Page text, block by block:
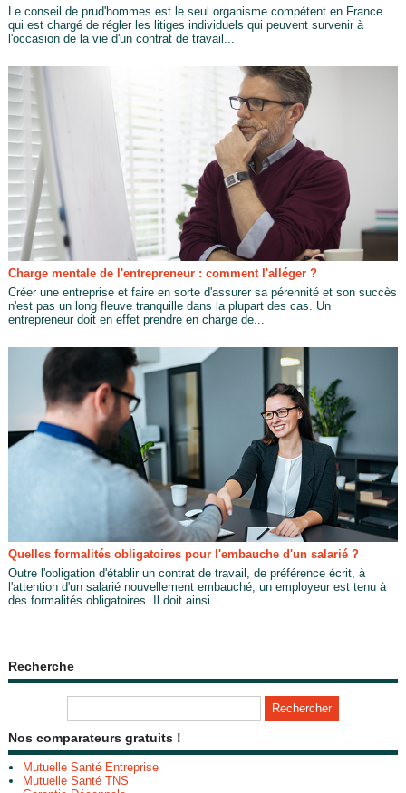
Le conseil de prud'hommes est le seul organisme compétent en France
qui est chargé de régler les litiges individuels qui peuvent survenir à
l'occasion de la vie d'un contrat de travail...
Charge mentale de l'entrepreneur : comment l'alléger ?
Créer une entreprise et faire en sorte d'assurer sa pérennité et son succès
n'est pas un long fleuve tranquille dans la plupart des cas. Un
entrepreneur doit en effet prendre en charge de...
Quelles formalités obligatoires pour l'embauche d'un salarié ?
Outre l'obligation d'établir un contrat de travail, de préférence écrit, à
l'attention d'un salarié nouvellement embauché, un employeur est tenu à
des formalités obligatoires. Il doit ainsi...
Recherche
Nos comparateurs gratuits !
Mutuelle Santé Entreprise
Mutuelle Santé TNS